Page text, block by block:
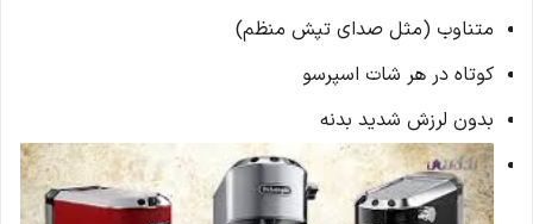
متناوب (مثل صدای تپش منظم)
کوتاه در هر شات اسپرسو
بدون لرزش شدید بدنه